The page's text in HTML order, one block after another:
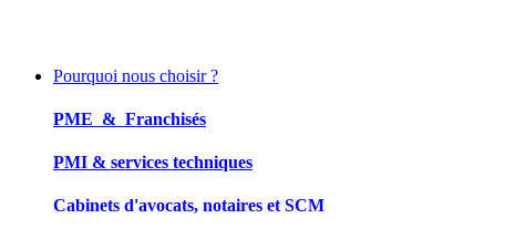
Pourquoi nous choisir ?
PME & Franchisés
PMI & services techniques
Cabinets d'avocats, notaires et SCM